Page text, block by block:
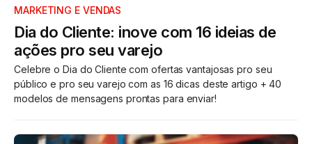
MARKETING E VENDAS
Dia do Cliente: inove com 16 ideias de
ações pro seu varejo
Celebre o Dia do Cliente com ofertas vantajosas pro seu
público e pro seu varejo com as 16 dicas deste artigo + 40
modelos de mensagens prontas para enviar!